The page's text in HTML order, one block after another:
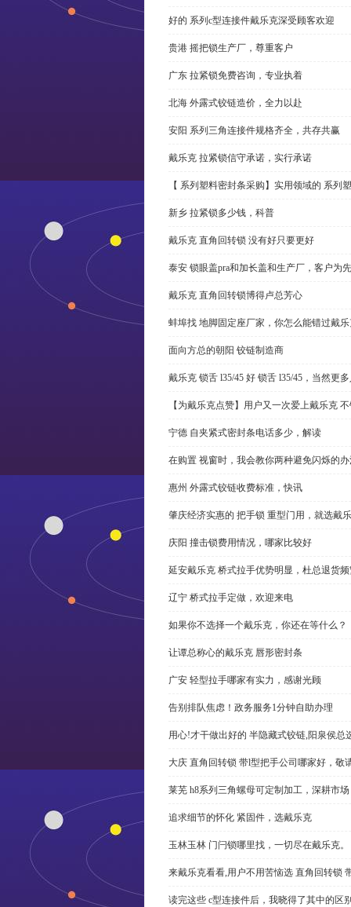
好的 系列c型连接件戴乐克深受顾客欢迎
贵港 摇把锁生产厂，尊重客户
广东 拉紧锁免费咨询，专业执着
北海 外露式铰链造价，全力以赴
安阳 系列三角连接件规格齐全，共存共赢
戴乐克 拉紧锁信守承诺，实行承诺
【 系列塑料密封条采购】实用领域的 系列
新乡 拉紧锁多少钱，科普
戴乐克 直角回转锁 没有好只要更好
泰安 锁眼盖pra和加长盖和生产厂，客户为先
戴乐克 直角回转锁博得卢总芳心
蚌埠找 地脚固定座厂家，你怎么能错过戴
面向方总的朝阳 铰链制造商
戴乐克 锁舌 l35/45 好 锁舌 l35/45，当然更
【为戴乐克点赞】用户又一次爱上戴乐克
宁德 自夹紧式密封条电话多少，解读
在购置 视窗时，我会教你两种避免闪烁的
惠州 外露式铰链收费标准，快讯
肇庆经济实惠的 把手锁 重型门用，就选戴
庆阳 撞击锁费用情况，哪家比较好
延安戴乐克 桥式拉手优势明显，杜总退货
辽宁 桥式拉手定做，欢迎来电
如果你不选择一个戴乐克，你还在等什么？
让谭总称心的戴乐克 唇形密封条
广安 轻型拉手哪家有实力，感谢光顾
告别排队焦虑！政务服务1分钟自助办理
用心!才干做出好的 半隐藏式铰链,阳泉侯总
大庆 直角回转锁 带l型把手公司哪家好，敬
莱芜 h8系列三角螺母可定制加工，深耕市场
追求细节的怀化 紧固件，选戴乐克
玉林玉林 门闩锁哪里找，一切尽在戴乐克。
来戴乐克看看,用户不用苦恼选 直角回转锁
读完这些 c型连接件后，我晓得了其中的区